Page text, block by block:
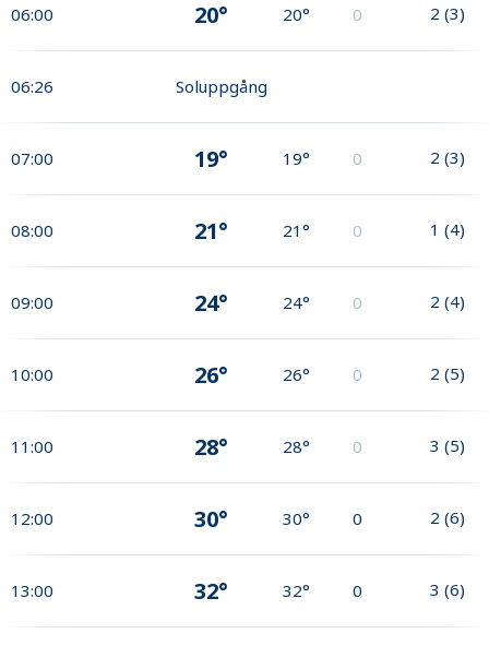
06:00 20° 20° 0 2 (3)
06:26 Soluppgång
07:00 19° 19° 0 2 (3)
08:00 21° 21° 0 1 (4)
09:00 24° 24° 0 2 (4)
10:00 26° 26° 0 2 (5)
11:00 28° 28° 0 3 (5)
12:00 30° 30° 0 2 (6)
13:00 32° 32° 0 3 (6)